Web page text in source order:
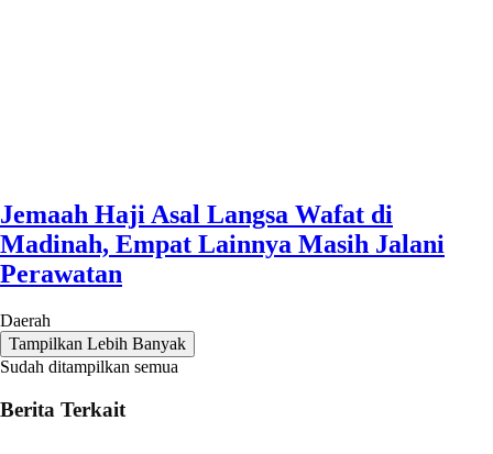
Jemaah Haji Asal Langsa Wafat di
Madinah, Empat Lainnya Masih Jalani
Perawatan
Daerah
Tampilkan Lebih Banyak
Sudah ditampilkan semua
Berita Terkait